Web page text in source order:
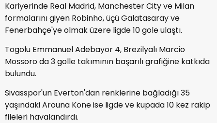
Kariyerinde Real Madrid, Manchester City ve Milan
formalarını giyen Robinho, üçü Galatasaray ve
Fenerbahçe'ye olmak üzere ligde 10 gole ulaştı.
Togolu Emmanuel Adebayor 4, Brezilyalı Marcio
Mossoro da 3 golle takımının başarılı grafiğine katkıda
bulundu.
Sivasspor'un Everton'dan renklerine bağladığı 35
yaşındaki Arouna Kone ise ligde ve kupada 10 kez rakip
fileleri havalandırdı.